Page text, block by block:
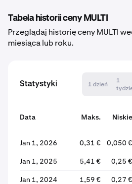
Tabela historii ceny MULTI
Przeglądaj historię ceny MULTI
miesiąca lub roku.
Statystyki 1 dzień
1
Data Maks. Niskie
Jan 1, 2026 0,31 € 0,050 €
Jan 1, 2025 5,41 € 0,25 €
Jan 1, 2024 1,59 € 0,27 €